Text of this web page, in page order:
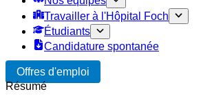
Travailler à l'Hôpital Foch
Étudiants
Candidature spontanée
Offres d'emploi
Résumé